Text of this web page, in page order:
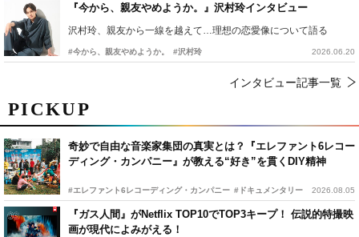
PICKUP
奇妙で自由な音楽家集団の真実とは？『エレファント6レコー
ディング・カンパニー』が教える“好き”を貫くDIY精神
#エレファント6レコーディング・カンパニー #ドキュメンタリー 2026.08.05
『ガス人間』がNetflix TOP10でTOP3キープ！ 伝説的特撮映
画が現代によみがえる！
『今から、親友やめようか。』沢村玲インタビュー
沢村玲、親友から一線を越えて…理想の恋愛像について語る
#今から、親友やめようか。 #沢村玲 2026.06.20
インタビュー記事一覧